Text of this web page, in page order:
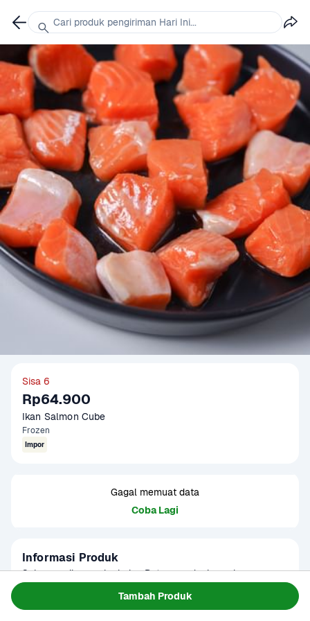
Tambah Produk
Sisa 6
Rp64.900
Ikan Salmon Cube
Frozen
Impor
Gagal memuat data
Coba Lagi
Informasi Produk
Salmon saikoro cube beku. Potongan daging salmon yang
menjadi mentai, rice bowl, teriyaki, dan lain-lain. Berat
Cari produk pengiriman Hari Ini...